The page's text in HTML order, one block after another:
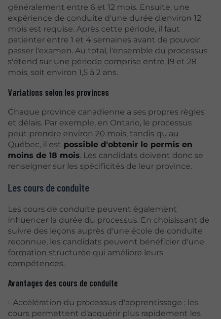
généralement entre 6 et 12 mois. Ensuite, une
expérience de conduite d'une durée d'environ 12
mois est requise. Après cette période, il faut
patienter entre 1 et 4 semaines avant de pouvoir
passer l'examen. Au total, l'ensemble du processus
s'étend sur une période comprise entre 19 et 28
mois, soit environ 1,5 à 2 ans.
Variations selon les provinces
Chaque province canadienne a ses propres règles
et délais. Par exemple, en Ontario, le processus
peut prendre environ 20 mois, tandis qu'au
Québec, il est possible d'obtenir le permis en
moins de 18 mois. Les candidats doivent donc se
renseigner sur les spécificités de leur province.
Les cours de conduite
Les cours de conduite peuvent également
influencer la durée du processus. En choisissant de
suivre des leçons auprès d'une école de conduite
reconnue, les candidats peuvent bénéficier d'une
formation structurée qui améliore leurs
compétences.
Avantages des cours de conduite
- Accélération du processus d'apprentissage : les
cours permettent d'acquérir plus rapidement les